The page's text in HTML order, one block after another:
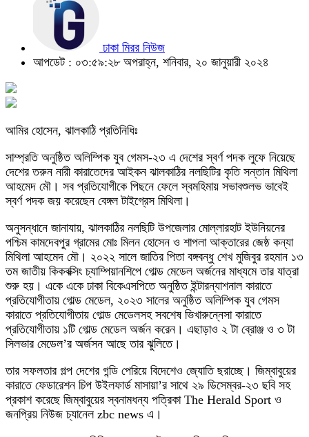
ঢাকা মিরর নিউজ
আপডেট : ০৩:৫৯:২৮ অপরাহ্ন, শনিবার, ২০ জানুয়ারী ২০২৪
আমির হোসেন, ঝালকাঠি প্রতিনিধিঃ
সাম্প্রতি অনুষ্ঠিত অলিম্পিক যুব গেমস-২৩ এ দেশের স্বর্ণ পদক লুফে নিয়েছে
দেশের তরুন নারী কারাতেদের আইকন ঝালকাঠির নলছিটির কৃতি সন্তান মিথিলা
আহমেদ মৌ। সব প্রতিযোগীকে পিছনে ফেলে স্বমহিমায় সভাবশুলভ ভাবেই
স্বর্ণ পদক জয় করেছেন বেঙ্গল টাইগ্রেস মিথিলা।
অনুসন্ধানে জানাযায়, ঝালকাঠির নলছিটি উপজেলার মোল্লারহাট ইউনিয়নের
পশ্চিম কামদেবপুর গ্রামের মোঃ মিলন হোসেন ও শাপলা আক্তারের জেষ্ঠ কন্যা
মিথিলা আহমেদ মৌ। ২০২২ সালে জাতির পিতা বঙ্গবন্ধু শেখ মুজিবুর রহমান ১৩
তম জাতীয় কিকবক্সিং চ্যাম্পিয়ানশিপে গোল্ড মেডেল অর্জনের মাধ্যমে তার যাত্রা
শুরু হয়। একে একে ঢাকা বিকেএসপিতে অনুষ্ঠিত ইন্টারন্যাশনাল কারাতে
প্রতিযোগীতায় গোল্ড মেডেল, ২০২৩ সালের অনুষ্ঠিত অলিম্পিক যুব গেমস
কারাতে প্রতিযোগীতায় গোল্ড মেডেলসহ সবশেষ ভিখারুন্নেসা কারাতে
প্রতিযোগীতায় ১টি গোল্ড মেডেল অর্জন করেন। এছাড়াও ২ টা ব্রোঞ্জ ও ৩ টা
সিলভার মেডেল’র অর্জসন আছে তার ঝুলিতে।
তার সফলতার গল্প দেশের গন্ডি পেরিয়ে বিদেশেও জ্যোতি ছরাচ্ছে। জিম্বাবুয়ের
কারাতে ফেডারেশন চিপ উইলফার্ড মাসায়া’র সাথে ২৯ ডিসেম্বর-২৩ ছবি সহ
প্রকাশ করেছে জিম্বাবুয়ের স্বনামধন্য পত্রিকা The Herald Sport ও
জনপ্রিয় নিউজ চ্যানেল zbc news এ।